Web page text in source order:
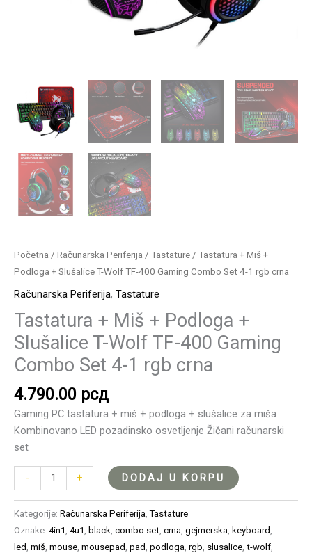
Početna / Računarska Periferija / Tastature / Tastatura + Miš +
Podloga + Slušalice T-Wolf TF-400 Gaming Combo Set 4-1 rgb crna
Računarska Periferija, Tastature
Tastatura + Miš + Podloga +
Slušalice T-Wolf TF-400 Gaming
Combo Set 4-1 rgb crna
4.790.00 рсд
Gaming PC tastatura + miš + podloga + slušalice za miša
Kombinovano LED pozadinsko osvetljenje Žičani računarski
set
-
količina
+ DODAJ U KORPU
Kategorije: Računarska Periferija,Tastature
Oznake: 4in1, 4u1, black, combo set, crna, gejmerska, keyboard,
led, miš, mouse, mousepad, pad, podloga, rgb, slusalice, t-wolf,